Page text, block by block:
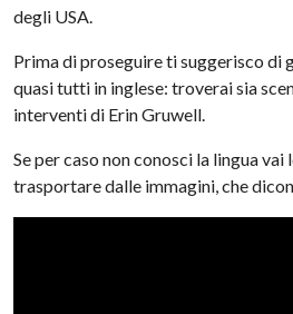
degli USA.
Prima di proseguire ti suggerisco di
quasi tutti in inglese: troverai sia
interventi di Erin Gruwell.
Se per caso non conosci la lingua
trasportare dalle immagini, che